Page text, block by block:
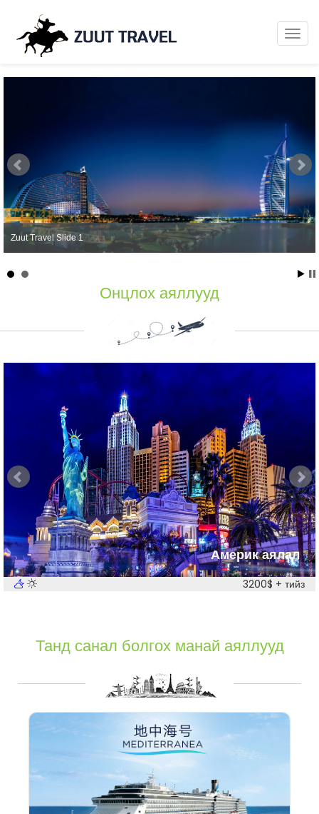
Zuut Travel Slide 1
Онцлох аяллууд
Америк аялал
3200$ + тийз
Танд санал болгох манай аяллууд